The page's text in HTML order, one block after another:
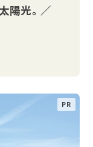
陽光。 ／